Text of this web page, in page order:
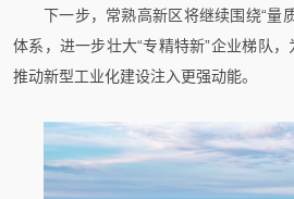
下一步，常熟高新区将继续围绕“量
体系，进一步壮大“专精特新”企业梯队，
推动新型工业化建设注入更强动能。